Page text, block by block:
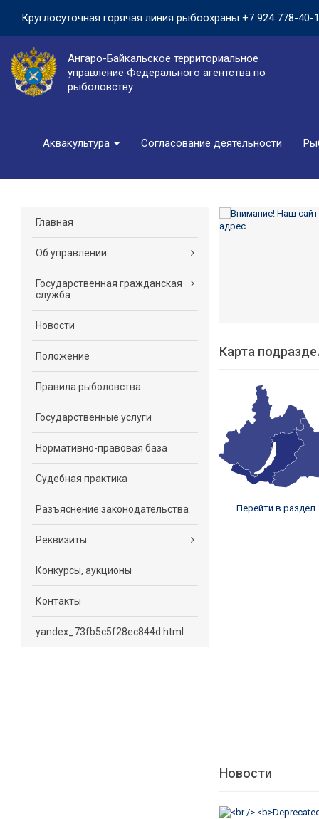
Круглосуточная горячая линия рыбоохраны +7 924 778-40-
Ангаро-Байкальское территориальное
управление Федерального агентства по
рыболовству
Аквакультура Согласование деятельности
Главная
Об управлении
Государственная гражданская
служба
Новости
Положение
Правила рыболовства
Государственные услуги
Нормативно-правовая база
Судебная практика
Разъяснение законодательства
Реквизиты
Конкурсы, аукционы
Контакты
yandex_73fb5c5f28ec844d.html
Карта
Перейти в раздел
Новости